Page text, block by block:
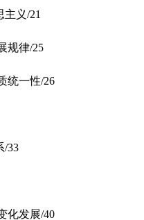
义/21
规律/25
统一性/26
/33
化发展/40